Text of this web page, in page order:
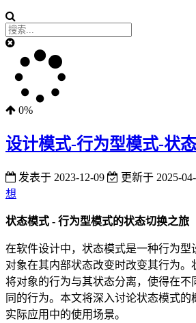
0%
设计模式-行为型模式-状
发表于 2023-12-09 更新于 2025-
想
状态模式 - 行为型模式的状态切换之旅
在软件设计中，状态模式是一种行为型
对象在其内部状态改变时改变其行为。
将对象的行为与其状态分离，使得在不
同的行为。本文将深入讨论状态模式的
实际应用中的使用场景。